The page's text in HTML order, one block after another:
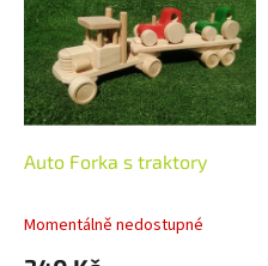
Auto Forka s traktory
Momentálně nedostupné